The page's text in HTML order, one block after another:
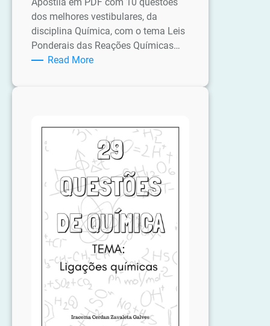
dos melhores vestibulares, da
disciplina Química, com o tema Leis
Ponderais das Reações Químicas…
Read More:
Vestibular
de
Química
–
Leis
Ponderais
das
Reações
Químicas